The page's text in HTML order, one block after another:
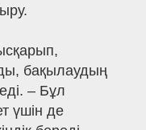
бақылаудың
– Бұл
үшін де